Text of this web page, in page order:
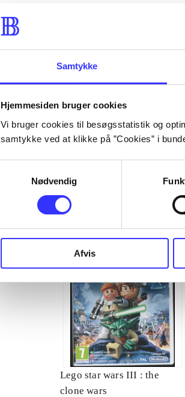
Samtykke
Hjemmesiden bruger cookies
Vi bruger cookies til besøgsstatistik og
samtykke ved at klikke på ”Cookies” i
Nødvendig
Afvis
...
Lego star wars III : the
clone wars